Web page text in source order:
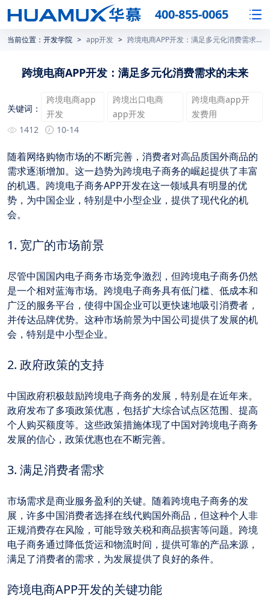
400-855-0065
当前位置： 开发学院 > app开发 > 跨境电商APP开发：满足多元化消费需求的未来
跨境电商APP开发：满足多元化消费需求的未来
关键词：
跨境电商app
开发
跨境出口电商
app开发
跨境电商app开
发费用
1412
10-14
随着网络购物市场的不断完善，消费者对高品质国外商品的
需求逐渐增加。这一趋势为跨境电子商务的崛起提供了丰富
的机遇。跨境电子商务APP开发在这一领域具有明显的优
势，为中国企业，特别是中小型企业，提供了现代化的机
会。
1. 宽广的市场前景
尽管中国国内电子商务市场竞争激烈，但跨境电子商务仍然
是一个相对蓝海市场。跨境电子商务具有低门槛、低成本和
广泛的服务平台，使得中国企业可以更快速地吸引消费者，
并传达品牌优势。这种市场前景为中国公司提供了发展的机
会，特别是中小型企业。
2. 政府政策的支持
中国政府积极鼓励跨境电子商务的发展，特别是在近年来。
政府发布了多项政策优惠，包括扩大综合试点区范围、提高
个人购买额度等。这些政策措施体现了中国对跨境电子商务
发展的信心，政策优惠也在不断完善。
3. 满足消费者需求
市场需求是商业服务盈利的关键。随着跨境电子商务的发
展，许多中国消费者选择在线代购国外商品，但这种个人非
正规消费存在风险，可能导致关税和商品损害等问题。跨境
电子商务通过降低货运和物流时间，提供可靠的产品来源，
满足了消费者的需求，为发展提供了良好的条件。
跨境电商APP开发的关键功能